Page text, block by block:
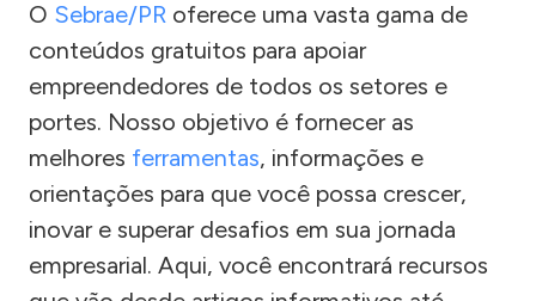
O Sebrae/PR oferece uma vasta gama de
conteúdos gratuitos para apoiar
empreendedores de todos os setores e
portes. Nosso objetivo é fornecer as
melhores ferramentas, informações e
orientações para que você possa crescer,
inovar e superar desafios em sua jornada
empresarial. Aqui, você encontrará recursos